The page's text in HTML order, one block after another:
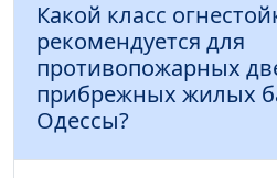
Какой класс
рекомендуется для
противопожарных
прибрежных жилых
Одессы?